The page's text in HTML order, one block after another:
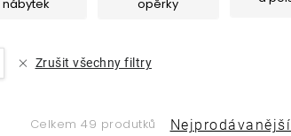
nábytek opěrky
Zrušit všechny filtry
Celkem 49 produtků
ŘNejprodávanější